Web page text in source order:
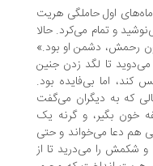
اول حاملگی هریت
می‌کرد. حالا
دشمن او بود.»
تا لگد زدن جنین
بی‌فایده بود.
دیگران می‌گفت
و گرنه یک
73) گاهی هم دعا می‌خواند و حتی
را می‌درید تا از